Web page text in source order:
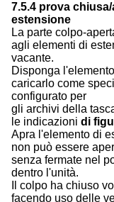
7.5.4 prova
estensione
La parte colpo-
agli elementi di
vacante.
Disponga
caricarlo come
configurato per
gli archivi della
le indicazioni di
Apra l'elemento di
non può essere
senza fermate nel
dentro l'unità.
Il colpo ha chiuso
facendo uso delle